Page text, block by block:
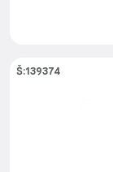
Š:139374